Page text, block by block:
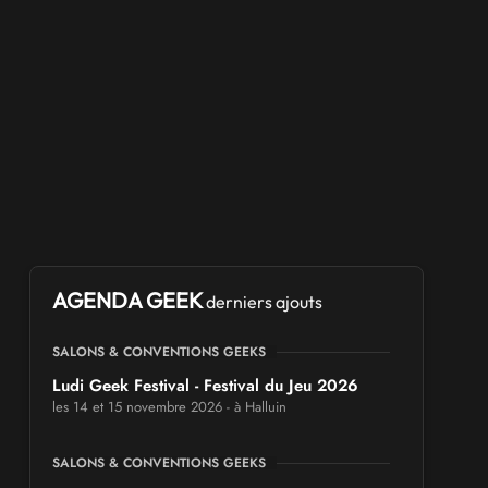
AGENDA GEEKderniers ajouts
SALONS & CONVENTIONS GEEKS
Ludi Geek Festival - Festival du Jeu 2026
les 14 et 15 novembre 2026 - à Halluin
SALONS & CONVENTIONS GEEKS